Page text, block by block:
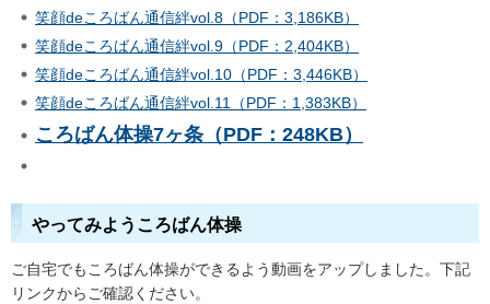
笑顔deころばん通信絆vol.8（PDF：3,186KB）
笑顔deころばん通信絆vol.9（PDF：2,404KB）
笑顔deころばん通信絆vol.10（PDF：3,446KB）
笑顔deころばん通信絆vol.11（PDF：1,383KB）
ころばん体操7ヶ条（PDF：248KB）
やってみようころばん体操
ご自宅でもころばん体操ができるよう動画をアップしました。下記
リンクからご確認ください。